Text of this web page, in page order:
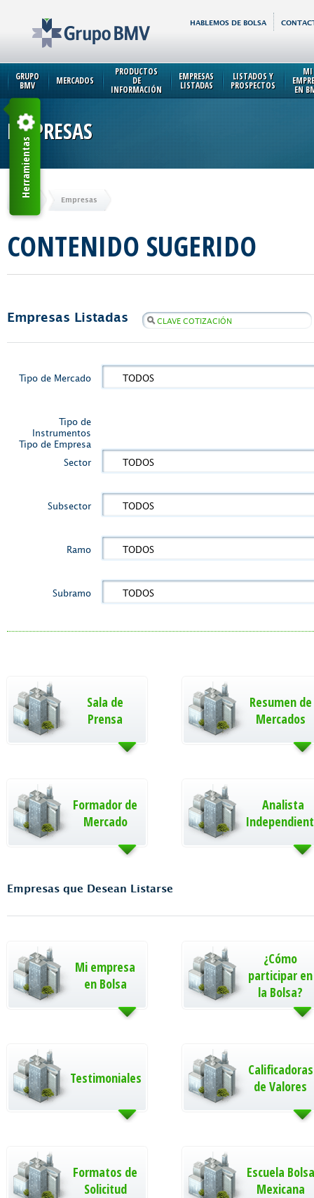
HABLEMOS DE BOLSA
GRUPO
BMV MERCADOS
PRODUCTOS
DE
INFORMACIÓN
EMPRESAS
LISTADAS
LISTADOS Y
PROSPECTOS
MI
EN
EMPRESAS
Inicio Empresas
CONTENIDO SUGERIDO
Empresas Listadas CLAVE COTIZACIÓN
Tipo de Mercado TODOS
Tipo de
Instrumentos
Tipo de Empresa
Sector
TODOS
Subsector TODOS
Ramo TODOS
Subramo TODOS
Sala de
Prensa
Resumen de
Mercados
Formador de
Mercado
Analista
Empresas que Desean Listarse
Mi empresa
en Bolsa
¿Cómo
participar en
la Bolsa?
Testimoniales
Calificadoras
de Valores
Formatos de
Solicitud
Escuela Bolsa
Mexicana
Herramientas